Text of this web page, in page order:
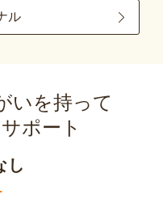
ル
いを持って
ポート
し